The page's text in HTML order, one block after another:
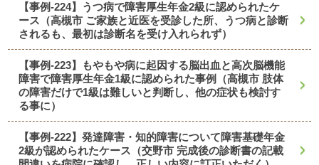
【事例-224】うつ病で障害厚生年金2級に認められたケ
ース（高槻市 ご家族と近医を受診した所、うつ病と診断
されるも、最初は診断名を受け入れられず）
【事例-223】もやもや病に起因する脳出血と高次脳機能
障害で障害厚生年金1級に認められた事例（高槻市 肢体
の障害だけで1級は難しいと判断し、他の症状も検討す
る事に）
【事例-222】発達障害・知的障害について障害基礎年金
2級が認められたケース（交野市 完成後の診断書の記載